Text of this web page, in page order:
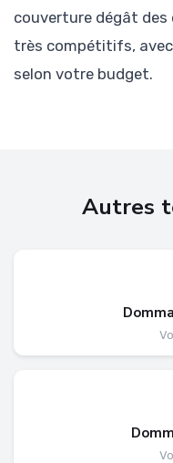
couverture dégât
très compétitifs,
selon votre budget.
Autres